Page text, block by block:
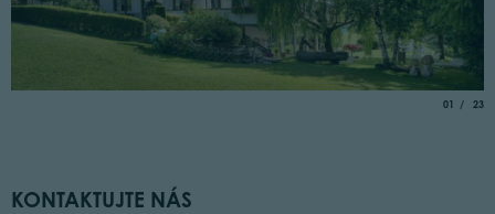
01 of
23
KONTAKTUJTE NÁS